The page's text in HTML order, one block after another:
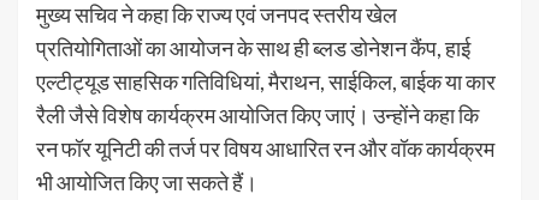
मुख्य सचिव ने कहा कि राज्य एवं जनपद स्तरीय खेल
प्रतियोगिताओं का आयोजन के साथ ही ब्लड डोनेशन कैंप, हाई
एल्टीट्यूड साहसिक गतिविधियां, मैराथन, साईकिल, बाईक या कार
रैली जैसे विशेष कार्यक्रम आयोजित किए जाएं। उन्होंने कहा कि
रन फॉर यूनिटी की तर्ज पर विषय आधारित रन और वॉक कार्यक्रम
भी आयोजित किए जा सकते हैं।